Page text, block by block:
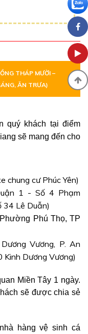
THÁP MƯỜI –
ĂN TRƯA)
quý khách tại điểm
sẽ mang đến cho
chung cư Phúc Yên)
1 - Số 4 Phạm
34 Lê Duẫn)
Phú Thọ, TP
Vương, P. An
Dương Vương)
Miền Tây 1 ngày.
sẽ được chia sẻ
hàng vệ sinh cá